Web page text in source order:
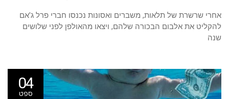
אחרי שרשרת של תלאות, משברים ואסונות נכנסו חברי פרל ג'אם
להקליט את אלבום הבכורה שלהם, ויצאו מהאולפן לפני שלושים
שנה
04
ספט